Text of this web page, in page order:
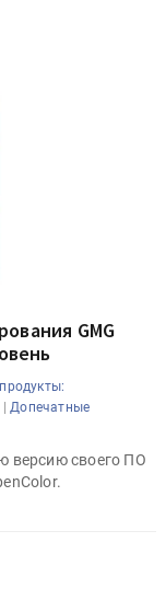
GMG
|Допечатные
версию своего ПО